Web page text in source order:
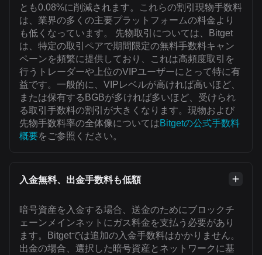
とも0.08%に削減されます。これらの割引現物手数料
は、業界の多くの主要プラットフォームの料金より
も低くなっています。 先物取引については、Bitget
は、特定の取引ペアで期間限定の無料手数料キャン
ペーンを頻繁に提供しており、これは高頻度取引を
行うトレーダーや上位のVIPユーザーにとって特に有
益です。一般的に、VIPレベルが高ければ高いほど、
または保有するBGBが多ければ多いほど、受けられ
る取引手数料の割引が大きくなります。現物および
先物手数料率の全体像についてはBitgetの公式手数料
概要をご参照ください。
入金無料、出金手数料も低額
暗号資産を入金する場合、送金のためにブロックチ
ェーンメインネットにガス料金を支払う必要があり
ます。Bitgetでは追加の入金手数料はかかりません。
出金の場合、選択した暗号資産とネットワークに基